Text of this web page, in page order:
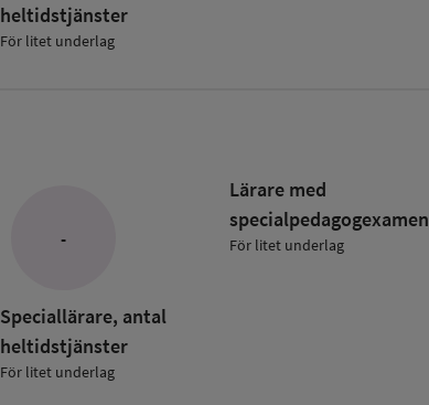
heltidstjänster
För litet underlag
-
Speciallärare, antal
heltidstjänster
För litet underlag
Lärare med
specialpedagog­examen
För litet underlag